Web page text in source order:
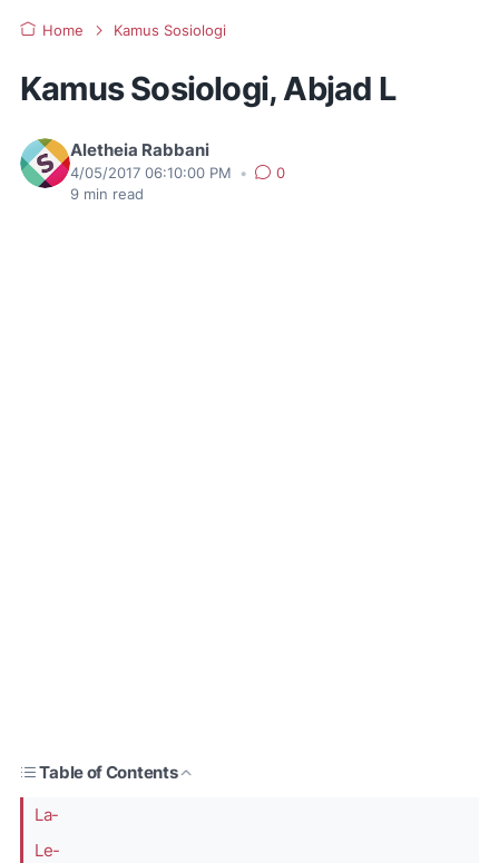
Home Kamus Sosiologi
Kamus Sosiologi, Abjad L
Aletheia Rabbani
4/05/2017 06:10:00 PM •
0
9 min read
Table of Contents
La-
Le-